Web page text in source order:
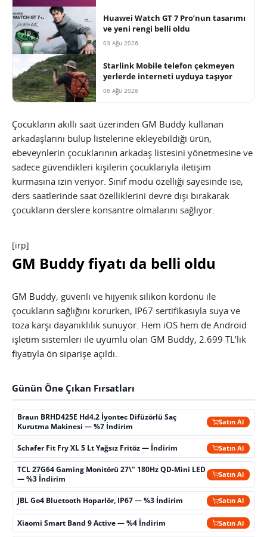
Huawei Watch GT 7 Pro’nun tasarımı
ve yeni rengi belli oldu
03 Ağu 2026
Starlink Mobile telefon çekmeyen
yerlerde interneti uyduya taşıyor
06 Ağu 2026
Çocukların akıllı saat üzerinden GM Buddy kullanan
arkadaşlarını bulup listelerine ekleyebildiği ürün,
ebeveynlerin çocuklarının arkadaş listesini yönetmesine ve
sadece güvendikleri kişilerin çocuklarıyla iletişim
kurmasına izin veriyor. Sınıf modu özelliği sayesinde ise,
ders saatlerinde saat özelliklerini devre dışı bırakarak
çocukların derslere konsantre olmalarını sağlıyor.
[irp]
GM Buddy fiyatı da belli oldu
GM Buddy, güvenli ve hijyenik silikon kordonu ile
çocukların sağlığını korurken, IP67 sertifikasıyla suya ve
toza karşı dayanıklılık sunuyor. Hem iOS hem de Android
işletim sistemleri ile uyumlu olan GM Buddy, 2.699 TL’lik
fiyatıyla ön siparişe açıldı.
Günün Öne Çıkan Fırsatları
Braun BRHD425E Hd4.2 İyontec Difüzörlü Saç
Kurutma Makinesi — %7 İndirim
Satın Al
Schafer Fit Fry XL 5 Lt Yağsız Fritöz — İndirim Satın Al
TCL 27G64 Gaming Monitörü 27\" 180Hz QD-Mini LED
— %3 İndirim
Satın Al
JBL Go4 Bluetooth Hoparlör, IP67 — %3 İndirim Satın Al
Xiaomi Smart Band 9 Active — %4 İndirim Satın Al